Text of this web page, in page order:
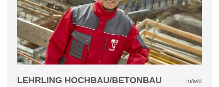
LEHRLING HOCHBAU/BETONBAU m/w/d